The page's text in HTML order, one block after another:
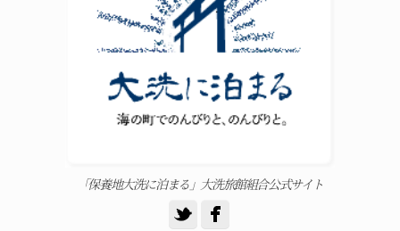
「保養地大洗に泊まる」大洗旅館組合公式サイト